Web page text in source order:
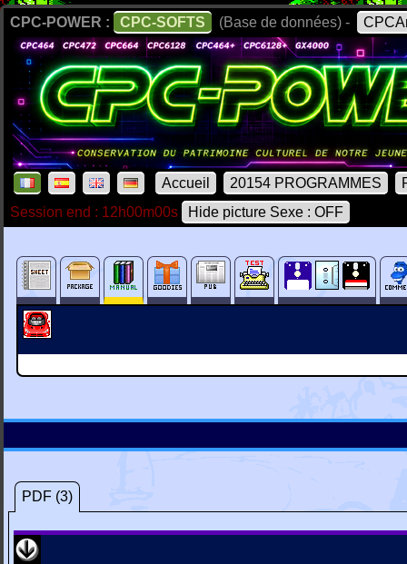
CPC-POWER : CPC-SOFTS (Base de données) -
Accueil 20154 PROGRAMMES
Session end : 12h00m00s
Hide picture Sexe : OFF
PDF (3)